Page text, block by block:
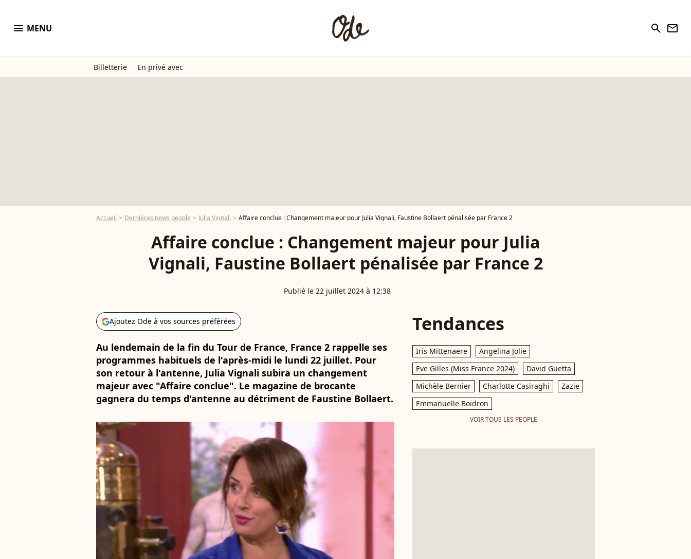
menu MENU search newsletter
Billetterie En privé avec
Accueil Dernières news people Julia Vignali Affaire conclue : Changement majeur pour Julia Vignali, Faustine Bollaert pénalisée par France 2
Affaire conclue : Changement majeur pour Julia
Vignali, Faustine Bollaert pénalisée par France 2
Publié le 22 juillet 2024 à 12:38
Ajoutez Ode à vos sources préférées
Au lendemain de la fin du Tour de France, France 2 rappelle ses
programmes habituels de l'après-midi le lundi 22 juillet. Pour
son retour à l'antenne, Julia Vignali subira un changement
majeur avec "Affaire conclue". Le magazine de brocante
gagnera du temps d'antenne au détriment de Faustine Bollaert.
Tendances
Iris Mittenaere
Angelina Jolie
Eve Gilles (Miss France 2024)
David Guetta
Michèle Bernier
Charlotte Casiraghi
Zazie
Emmanuelle Boidron
VOIR TOUS LES PEOPLE